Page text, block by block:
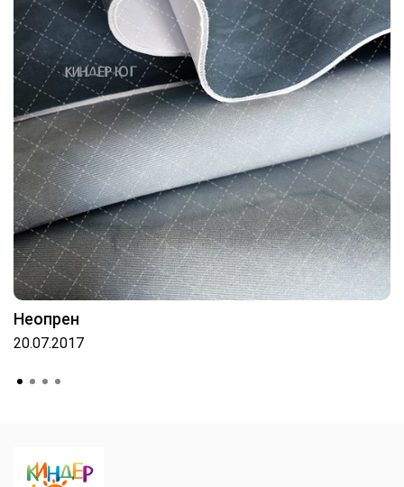
Неопрен
20.07.2017